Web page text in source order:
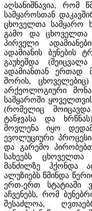
აღსანიშნავია, რომ
სამყაროსთან
ცხოველთა სამყარო
გამო და ცხოველთა
პირველი
ადამიანის ბუნების
გაუხეშდა
ადამიანთან ერთად
შორის,
არქეოლოგიური
სამყაროში
(რომელიც
ტანჯვასა და
მოვლენა იყო
ევოლუციური
და გარემო
სახეებს
მანძილზე ჰქონდა
ალუზიებს წმინდა
ერთ-ერთ სტატიაში
აჩვენებს, რომ
შესაძლოა,